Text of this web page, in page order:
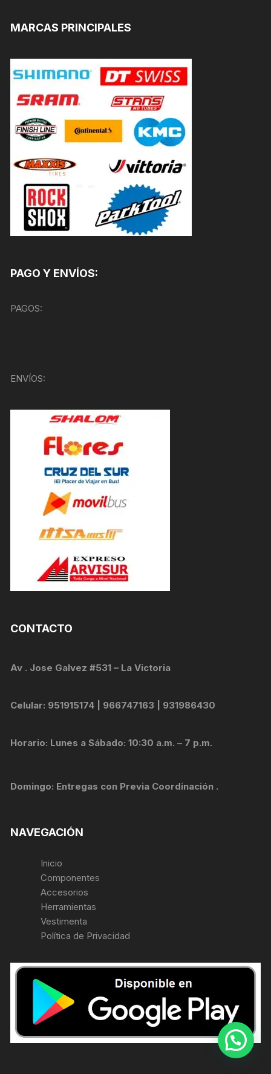
MARCAS PRINCIPALES
PAGO Y ENVÍOS:
PAGOS:
ENVÍOS:
CONTACTO
Av . Jose Galvez #531 – La Victoria
Celular: 951915174 | 966747163 | 931986430
Horario: Lunes a Sábado: 10:30 a.m. – 7 p.m.
Domingo: Entregas con Previa Coordinación .
NAVEGACIÓN
Inicio
Componentes
Accesorios
Herramientas
Vestimenta
Política de Privacidad